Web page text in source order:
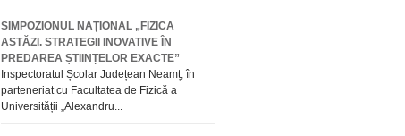
SIMPOZIONUL NAȚIONAL „FIZICA
ASTĂZI. STRATEGII INOVATIVE ÎN
PREDAREA ȘTIINȚELOR EXACTE”
Inspectoratul Școlar Județean Neamț, în
parteneriat cu Facultatea de Fizică a
Universității „Alexandru...